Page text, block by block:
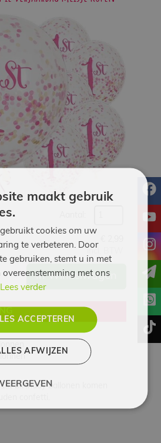
In Winkelwagen
birthday ballonen komen
maakt gebruik
cookies om uw
te verbeteren. Door
gebruiken, stemt u in met
overeenstemming met ons
Lees verder
ACCEPTEREN
AFWIJZEN